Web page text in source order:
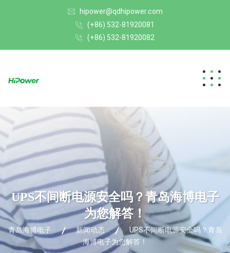
hipower@qdhipower.com
(+86) 532-81920081
(+86) 532-81920082
UPS不间断电源安全吗？青岛海博电子
为您解答！
青岛海博电子 新闻动态
UPS不间断电源安全吗？青岛
海博电子为您解答！